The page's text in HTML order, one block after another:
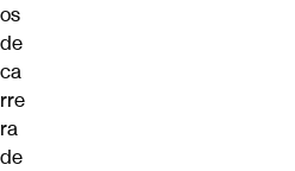
os
de
ca
rre
ra
de